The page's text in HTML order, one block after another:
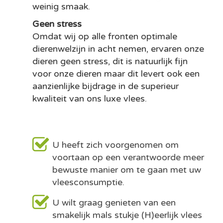
weinig smaak.
Geen stress
Omdat wij op alle fronten optimale
dierenwelzijn in acht nemen, ervaren onze
dieren geen stress, dit is natuurlijk fijn
voor onze dieren maar dit levert ook een
aanzienlijke bijdrage in de superieur
kwaliteit van ons luxe vlees.
U heeft zich voorgenomen om
voortaan op een verantwoorde meer
bewuste manier om te gaan met uw
vleesconsumptie.
U wilt graag genieten van een
smakelijk mals stukje (H)eerlijk vlees